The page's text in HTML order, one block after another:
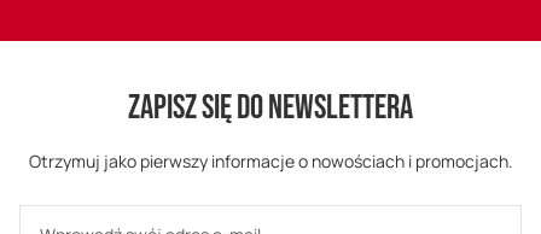
ZAPISZ SIĘ DO NEWSLETTERA
Otrzymuj jako pierwszy informacje o nowościach i promocjach.